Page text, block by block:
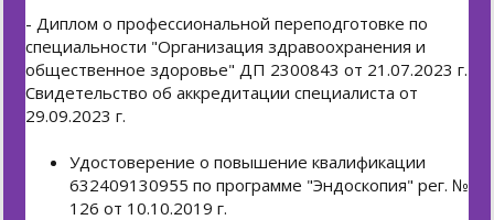
- Диплом о профессиональной переподготовке по
специальности "Организация здравоохранения и
общественное здоровье" ДП 2300843 от 21.07.2023 г.
Свидетельство об аккредитации специалиста от
29.09.2023 г.
Удостоверение о повышение квалификации
632409130955 по программе "Эндоскопия" рег. №
126 от 10.10.2019 г.